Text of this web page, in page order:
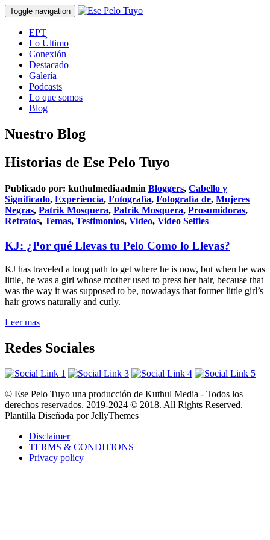
Toggle navigation
EPT
Lo Último
Conexión
Destacado
Galería
Podcasts
Lo que somos
Blog
Nuestro Blog
Historias de Ese Pelo Tuyo
Publicado por: kuthulmediaadmin Bloggers, Cabello y
Significado, Experiencia, Fotografía, Fotografía de, Mujeres
Negras, Patrik Mosquera, Patrik Mosquera, Prosumidoras,
Retratos, Temas, Testimonios, Video, Video Selfies
KJ: ¿Por qué Llevas tu Pelo Como lo Llevas?
KJ has traveled a long path to get where he is now, but when he was
little, he was a girl whose mother used to press her hair, because that
was the way it was supposed to be, nowadays that former little girl’s
hair grows naturally and curly.
Leer mas
Redes Sociales
© Ese Pelo Tuyo una producción de Kuthul Media - Todos los
derechos reservados. 2019-2024 © 2018. All Rights Reserved.
Plantilla Diseñada por JellyThemes
Disclaimer
TERMS & CONDITIONS
Privacy policy